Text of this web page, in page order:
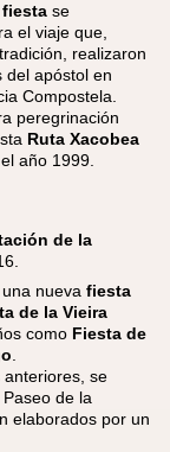
fiesta se
el viaje que,
realizaron
del apóstol en
Compostela.
peregrinación
Ruta Xacobea
año 1999.
de la
nueva fiesta
de la Vieira
como Fiesta de
.
anteriores, se
de la
elaborados por un